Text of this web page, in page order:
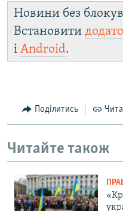
Новини без
Встановити
і Android.
Поділитись
Читайте також